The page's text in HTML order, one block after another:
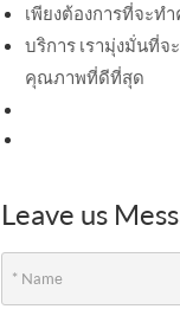
เพียงต้องการที่จะท
บริการ เรามุ่งมั่นที่
คุณภาพที่ดีที่สุด
Leave us